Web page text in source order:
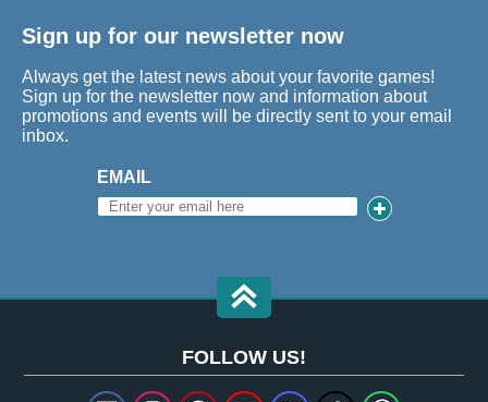
Sign up for our newsletter now
Always get the latest news about your favorite games!
Sign up for the newsletter now and information about
promotions and events will be directly sent to your email
inbox.
EMAIL
FOLLOW US!